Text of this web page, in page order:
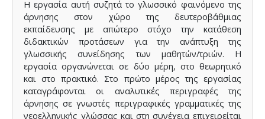
Η εργασία αυτή συζητά το γλωσσικό φαινόμενο της
άρνησης στον χώρο της δευτεροβάθμιας
εκπαίδευσης με απώτερο στόχο την κατάθεση
διδακτικών προτάσεων για την ανάπτυξη της
γλωσσικής συνείδησης των μαθητών/τριών. Η
εργασία οργανώνεται σε δύο μέρη, στο θεωρητικό
και στο πρακτικό. Στο πρώτο μέρος της εργασίας
καταγράφονται οι αναλυτικές περιγραφές της
άρνησης σε γνωστές περιγραφικές γραμματικές της
νεοελληνικής γλώσσας και στη συνέχεια επιχειρείται